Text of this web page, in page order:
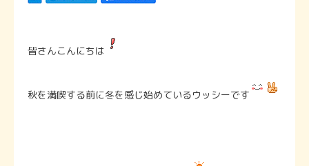
皆さんこんにちは
秋を満喫する前に冬を感じ始めているウッシーです